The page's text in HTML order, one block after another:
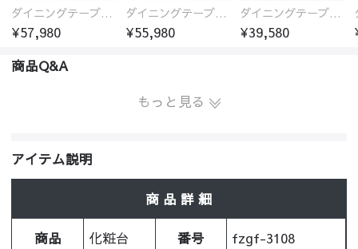
ダイニングテーブル おしゃれ セラミック天板 大理石柄 食卓 4人用 4人 6人 140cm 160cm 180cm 耐久性 耐熱 食事テーブル
¥57,980
ダイニングテーブル 食卓テーブル 140cm 160cm 180cm モダン おしゃれ 北欧 大理石調 石目調 セラミックトップ 長方形 グレー
¥55,980
ダイニングテーブル セラミック テーブル 食卓 6人掛け 4人掛け 大理石調 幅140cm 幅160cm 幅180cm モダン 北欧 傷 汚れに強い
¥39,580
商品Q&A
もっと見る
アイテム説明
商 品 詳 細
商品 化粧台 番号 fzgf-3108